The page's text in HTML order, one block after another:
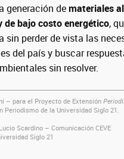
generación demateriales
de bajo costo energético,
sin perder de vista las
del país y buscar
sin resolver.
– para el Proyecto de Extensión
Periodismo de la Universidad Siglo 21.
Scardino – Comunicación CEVE
Siglo 21